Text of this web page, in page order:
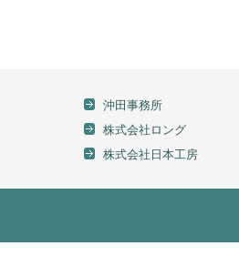
沖田事務所
株式会社ロング
株式会社日本工房